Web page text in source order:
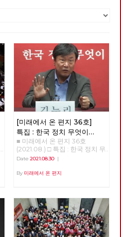
[미래에서 온 편지 36호]
특집 : 한국 정치 무엇이
문제인가?
■ 미래에서 온 편지 36호(2021.08.) □ 특집 : 한국 정치 무엇이 문제인가? 강연 : 김누리 중앙대학교 교수 정리 : 이용규 편집위원 불러주셔서 감사하다. 여의도 맞은편에 마르크스 사진이 걸린 건물이 있다는 것 자체가 상징성이 크다. 한국처럼 이렇게 이념이 통제 및 억압 당하는 경험을 가진 나라가 없다. 몇 년 전 마르크스가 태어난 독일 트리어에 방문한 적이 있다. 연구소 차원에서 매년 <아카데미 유로파>에 참가한다. EU가 주관하는 행사로, 유럽에 대해 여러가지를 배우는 2주간의 아카데미다. 맑스 생가를 방문하는 것이 아카데미 프로그램 가운데의 하나다. 매우 상징적인 것이다. 유럽에서는 맑스는 유럽의 정체성을 만들어 낸 인물 가운데 하나로 인식되는 것이다. 그러나 한국에서는 맑스라면 아직 금기의 영역이다. 한국사회가 얼마나 세계적 흐름에 뒤쳐져 있는가를 보여주는 것이다. 노동당에서 맑스 사진을 걸고 있다는 건 굉장히 중요한 의미가 있다. 오늘날 한국에서 맑스를 혐오하는 일이 생기는 것은, 우리 사회의 사상적 후진성, 퇴행성을 보여주는 것이다. 당사 외벽의 빨간 걸개를 보면서 노동당이 한국 사회를 계몽시키는 사상적, 문화적 의미가 있다고 느꼈다. 지금 코로나 때문에 어떤가. 답답하고 우울하다. 코로나 블루라는 말이 나오고 있을 정도. 코로나는 우리에게 굉장히 많은 우울함을 던졌지만 중요한 경고이기도 하다. 그것을 코로나 옐로우라고 부르고 싶다. 우리가 정상이라 알고 살아온 이 모든 것이 대단히 잘못일 수 있다는 것이다. 이 체제가 근본적으로 비정상적인 체제일지도 모른다. 이게 바뀌지 않으면 우리에게 미래가 없다. 정권이 아니라 체제를 바꿔야 한다는 슬로건은 그래서 매우 시의적절하다. 코로나의 첫 번째 경고: 사회 없는 사회 어떤 경고를 코로나가 우리에게 주고 있나. 우리가 가장 코로나를 통해 분명하게 인식한 것이 뭔가. 내가 건강하기 위해서라도 모두가 건강해야 한다는 것이다. 내가 행복하려면 모두가 다 행복해야 한다. 모든 사람의 행복, 모든 사람의 안전, 모든 사람의 건강이 나의 행복, 나의 안전, 나의 건강의 전제라는 걸 배웠다. 이게 가장 중요한 경고이다. 한국 사회에는 그러한 가치가 너무 결여돼 있다. ‘더 소셜The Social’, 함께 살아야 한다는 사회적 가치가 한국처럼 결여된 나라가 없다. 한국 사회를 ‘소사이어티 윗아웃 더 소셜Society without the Social’이라고 부르고 싶다. 인간은 사회적 동물이란 아리스토텔레스의 말이 있다. 그러나 사실 한국인은 사회적 동물이 아니다. 각자도생하는 극단적 개인주의자들의 무리다. 거의 모든 지표가 보여주고 있다. OECD의 사회관계지수라는 것이 있다. 한 개인이 사회 안에서 다른 사람과 얼마나 깊은 결속을 맺고 사는가를 측정한다. 한국이 계속 꼴찌다. 평가항목 가운데 ‘타인에 대한 신뢰’는 압도적으로 꼴찌. 한국은 ‘사회’라는 말을 붙이기도 어려운 사회다. ‘더 소셜’이라는 가치가 불온시되는 사회라고 봐야 한다. 한국사회에서 진보정당이라는 어떤 곳에서는 ‘social’이란 말을 당명에 붙일까 말까를 놓고 1년 동안 고민했다. 정말 이상한 사회다. 어떤 사회가 이런가. 이를테면 독일은 이와 정 반대다. 독일에서는 ‘소셜’하지 않다는 말이 가장 심한 욕이다. 독일 말로 ‘Asozialität’. 상대방에게 이러면 싸움난다! ‘인간 이하다, 미쳤다’는 의미에 가깝다. 이런 사회는 오래갈 수 없다. 프랑코 벨라르디라는 이탈리아 철학자가 한국을 방문하고 이렇게 얘기했다. “한국사회는 이해하기 어렵다. 끝없는 경쟁, 극단적 개인주의, 일상의 사막화, 생활리듬의 초가속화라는 네 가지 특징이 한국인들을 지배하고 있다.” 외국 철학자가 한국 사회를 이다지도 잘 볼 수 있을까 놀랐다. 한국사회의 끔찍한 측면이 그정도로 보인다는 것이겠지. 코로나가 우리에게 준 가장 강력한 경고는 그것이다. 그런 사회적이라는 가치, 함께 살아야 한다는 가치를 알려줬다는 것이다. 모든 사람이 다 안전하지 않으면 누구도 안전할 수 없다. 코로나의 두 번째 경고: 공공 없는 공화국 두 번째는 이 한국이라는 나라는 나라가 아니라는 것이다. 최근 서울과 부산에서 선거를 했다. 선거가 무엇인가. 그 국가가 가지고 있는 중요하고 치명적인 문제를 논의하고 개선하는 일종의 과정이다. 한국에서 어떤 일이 벌어졌나. 지금 가장 중요한 문제는 코로나로 인한 양극화와 저소득층의 위기다. 인구의 3분의 1 이상이 생존의 벼랑 끝에 매달려 있다. 그런데 선거 과정에서 이 문제가 다루어진 적이 있나? 없었다. 세상에 이런 나라가 어디 있었나? 민주당이라는 정당은 사회적 약자에 대한 기본적인 관심도 없다. 이 정당을 견제하는 정당은 더 없다. 이것이 쟁점이 될 리가 없는 것이다. 한국 사회 안에서 사회적 약자를 대변하는 정당의 존재가 없고 취약하기에 이런 상황이 만들어진 것이다. 대한민국은 나라 구실을 못하는 나라다. 국가는 왜 존재하는가. 세월호를 두고 ‘이게 나라냐’라고 했다. 지금은 더하다. 국가는 무엇을 하고 있나. ‘리퍼블릭 윗아웃 더 퍼블릭republic without the public’. 공화국은 공적인 가치를 중심으로 모인 공동체. 그런데 공적인 가치가 없다. 이게 무슨 공화국? 대한민국은 민주공화국이라는 조항은 임시정부를 만들었던 선각자들이 건국강령 1조로 넣은 것이다. 그들이 꿈꾸던 국가는 이런 게 아니었다. 위기 상황에서 국민을 구하지 못했다. 한국사회는 공적인 가치가 부재한 나라다. 코로나가 이걸 너무나 분명하게 폭로해 준 것이다. 국민들이 이번에 처음 알았다. 한국에 공공병원이 10%밖에 없다. 전세계에서 공공병원 비율이 가장 적은 나라다. 심지어 미국도 공공병상이 20%다. 초기에 대구에서 수없이 많은 사람이 죽었다. 병상이 없어서였다. 어떻게 된 것인가? 공공병상이 없었다. 대구 사태가 터졌을 때, 한국에 있는 빅5 병원(삼성, 아산, 세브란스, 카톨릭, 서울대) 가운데, 국립인 서울대병원을 제외하고 빅4에서 내놓은 병상은 단 7개였다. 이것이 한국 사회의 현실이다. 국가가 해야 할 기본적인 일들을 해내지 않고 완전히 시장에 내맡긴 것이다. 교육도 마찬가지다. 전세계에서 고등교육의 공교육 비중이 제일 낮다. 우리 대학의 87%가 사립대학이다. 이런 나라가 없다. 실제로 국가가 국가의 역할을 하지 못하는 것이다. 코로나가 터지자 독일에서 가장 먼저 한 것은 코로나 대응 자금을 재정 편성한 것인다. 국가 재정의 3분의 1을 편성했다. 1조 유로, 우리 돈 1350조였다. 이를 위해 독일 정부가 약 20% 이상의 부채를 졌다. 코로나로 인해 발생하는 피해와 손해, 부담의 90%까지 국가가 감당했다. 임대료, 인건비 따위의 90%를 감당해줬다. 우리는 4차 긴급 재난지원금으로 20조를 편성했다. 국민을 우롱하는 것이다. 그래놓고 착한 임대료 운동을 하자고 한다. 그리고 9시 뉴스 끝나고 이웃돕기 성금을 모은다. 군사독재 시절에 하던 일들이다. 신파극으로 국민들의 정서를 잡아대는 퇴행적 행동. 돌아다니며 계속 비판했는데 지금 없어졌다. 이건 무능인가 직무유기인가. 그러다 보니 재경부 장관이라는 자가, 국가부채가 45% 수준이라며 ’재정이 건실하다’는 얘기를 하는 것이다. 그런 이야기를 할 때가 아니다. 선진국 평균 국가부채는 135%다. 그 대신 우리의 가계부채가 108%다. 국가부채는 가장 낮고 개인부채는 가장 높은 게 대한민국이다. 이 위기에서 국가는 아무것도 안하고 개인이 은행빚으로 살아남고 있다. 이것은 나라가 아니다. 공적 가치가 아니라 사적 이해밖에 없는 공동체다. 공공의 책임, 공공의 가치를 국가가 인식하지 못하는 한 이러한 공동체는 지속될 수 없다. 코로나의 세 번째 경고: 생태 없는 경제 세 번째는 ‘이코노미 윗아웃 이콜로지economy without ecology’. 우리가 왜 이런 고통을 겪나. 경제가 생태를 완전히 지배하고 있다. 생태적인 상상력이 완전히 없다. 전세계에서 가장 생태적 의식이 결여되어 있다. 연구소 연구원이 재작년 베를린을 다녀와서 이런 얘기를 들려주었다. 취리히에 있는 친구를 베를린에서 만났다는 거다. 취리히에서 베를린에 오는데 기차로 8시간, 요금은 150유로가 든다. 비행기를 타면 1시간이고 50유로밖에 안 된다고 했다. 그런데 취리히에 사는 친구가 기차를 타고 왔다는 것이다. 도저히 이해할 수가 없다는 것이었다. 한국 사람들은 모든 것을 경제적 관점에서 본다. 이해가 안 된다, 시간도 요금도 더한데. 그런데 그 취리히 친구는 베를린으로 간 친구가 이해가 안 된다는 것이다. 생태적 상상력이 없다는 것이다. 비행기는 유럽에서 환경파괴의 주범이다. 유럽에서 이미 ‘플라이트 쉐임Flight Shame’이라는 신조어가 생겼다. 비행기 타는데 대한 부끄러움이다. 기본적인 생태적 관점을 갖지 않으면 인류의 미래가 없다는 게 유럽은 상식이다. 유럽은 그러한 인식 때문에 독일인의 82%가 생태 보호를 위해 소비를 포기할 수 있다, 는 명제에 동의한다. 소비할 때마다 죄책감을 느낀다는 것. 소비는 지금의 욕망 때문에 미래 생태를 포기하는 것이니까. 한국은 어떤가. 독일 아이들의 대다수가 소비할 때 죄책감을 느낀다는데, 한국은 ‘소비하는데 일자리가 생긴다, 경제가 돌아간다, 국가가 부강하다’고 한다. 경제논리의 전일적 지배다. 이렇게 되면 우리의 미래가 없다. 유럽에서는 ‘21세기는 오지 않는다’는 말이 나온 지 오래되었다. 지금 살고 있는 인류가 최후의 인류가 될 것이란 것. 나는 살만큼 살았지만 내 자식, 손주는 어쩌면 마지막 인류가 될 수도 있다. 혹은 다행히 마지막 인류가 아니더라도, 이 파괴 속에서 대단히 고통스러운 삶은 살다가 갈 것은 확실하다. 한국은 국제적으로 ‘기후깡패’라고 불린다. 이번(2021년 4월 세계기후정상회의)에도 구체적인 감축 목표를 내놓지 못했다. 투표장에 가서 보니 ‘녹색당’이 아예 없었다. 독일에서는 9월 총선이 있을 것이다. 문명사적 사건이 될 것이다. 지금까지 인간이 살아온 것과는 정반대로 세상이 구성되는 것과는 다른 결과가 나올 것이다. 녹색당이 제1당으로 집권할 것이란 예측이 우세하다. 지금까지의 성장을 저지하자는 정당이 녹색당이다. 지금까지의 성장과 발전은 죽음으로의 성장이라고 한다. 그래서 많은 이들이 저 녹색당은 ‘항의정당Protest Party’ 정도로만 생각했는데 지금 수권을 논할 정도가 됐다. 놀라운 이야기다. 이번 선거에서는 녹색당, 사민당, 좌파당 3개 좌파정당이 연합정부를 구성할 가능성이 가장 높다. 재작년 유럽의회선거를 보면, 유럽 전역에서 녹색당이 득표 2위를 했다. 작년에 있던 프랑스 지역 선거에서도 녹색당이 돌풍을 일으켰다. 이제는 패러다임이 바뀌고 있다. 한국에서는 생태적 상상력이 도착하지 못했다. 지난 국회의원 선거에서 녹색당이 1%도 득표를 못했다. 지금의 정치지형이 매우 세계적 흐름과 유리되어 있다. (엮은이 주: ‘9월 총선’은 2021년 9월 26일 시행되는 독일 연방하원 선거를 말한다. 앙겔라 메르켈 총리가 이 선거를 끝으로 총리직에서 은퇴할 예정이다. 2021년 8월 여론조사를 종합하면, 대체로 기민련/기사연(여당)이 25%, 녹색당과 사회민주당이 각각 18~20% 가량 득표할 것으로 예측된다.) 이제 한국 사회는 함께 사는, 사회적 가치를 중시해야 한다. 공적 가치를 중시하는 책임있는 국가가 되어야 한다. 그리고 생태국가로 거듭나지 않으면 안 된다. 사회적 가치, 공공적 가치, 생태적 가치를 복원하지 않으면 공동체의 미래가 없다. 한국 정치, 무엇이 문제인가 지금 한국이란 사회에 대해 객관적으로 알 필요가 있다. 한국은 외부에 있는 외부인들, 외국 학자들에 의하면 매우 놀랍고 경탄할 만한 사회다. 본인 연구소에서 전체 컨퍼런스를 한다. 우리가 어떻게 인식되고 있는지 배울 기회다. 한국은 많은 외국 학자들이 존경하는 나라다. 우리가 가진 존경할만한 점을 인식해야 한다. 왜 그런가? 가장 큰 까닭은 ‘민주주의’. 특히 중국, 일본 학자들에게서 그렇다. 후쿠시마 방사능 오염수 방출에 항의하는 시위 규모를 보면 정말 얼마 안 된다. 일본은 봉건, 하류 민주주의다. 역동성을 상실한 미래가 없는 나라. 중국은 어떤가. 베이징대학 교수들이 어느 순간부터 말을 조심한다. 그럼에도 불구하고 그 안에서도 양심적 학자들이 많다. 그런 이들이 정말 한국 민주주의를 부러워한다. 시진핑 이후 중국 민주주의는 완전히 퇴행 중이다. 그러면서 가장 부러워하는 것이 한국 민주주의다. 유럽 국가들도 마찬가지다. 유럽 국가들은? 유럽 민주주의도 위기다. 시리아 사태로 난민들이 몰려들자 극우 정치인들이 이를 포퓰리즘적으로 활용했고 이게 먹혀들었다. 영국은 브렉시트를 겪었고 프랑스에선 국민전선의 마린 르펜이 결선투표까지 올라갔었다. 미국도 트럼프에 의해 준파시즘 국가가 된 것이나 다름없었다. 이런 상황 속에서 우리는 2016년 광화문에서 촛불을 통해 대통령을 탄핵하고 이를 통해 새 정부가 들어섰다. 외국의 많은 학자들이 놀라워했다. 전세계가 민주주의의 위기에 빠진 상황에서 한국이란 나라의 민주주의가 새로운 길을 보여줬다는 것이다. 독일의 <Die Zeit>(옮긴이 주: 독일의 진보 성향 주간지)의 칼럼에서 이르길, “이제 유럽과 미국은 한국에서 민주주의를 배워야 한다.” 민주주의의 시대는 저무는가 하는 상황에서 유라시아대륙 끝의 한국에서 민주주의가 다시 타올랐다는 것이다. 한국 민주주의는 우리 생각보다 훨씬 더 외부에서 크게 인정한다. 오히려 우리들이 우리 민주주의를 그렇게 정확하게 이해하고 필요한만큼 평가하지 못한다. 우리는 아시아 민주주의의 수출국가다. 오늘날 아시아 독재국가가 한국 민주주의의 역사를 공부한다. 본인은 박정희, 전두환, 노태우를 모두 대학에서 겪었다. 주로 일본 책을 가지고 민주주의를 공부했다. 우리가 지금 그런 모델이 되어 있다. 우리가 우리 민주주의를 충분히 평가하지 못하고 있다. 아시아에서 4.19혁명은 ‘20세기의 제3세계 가장 위대한 민주혁명’이라고 평가된다. 그런데 지금 한국인들은 그정도로 평가 못한다. 4.19는 1960년 일어나서 그 다음해 육군 소장 박정희의 군사쿠데타에 의해 부정당했다. 1979년의 부마항쟁, 1980년의 광주항쟁, 87년 6월 민주항쟁, 그리고 촛불까지 이어지는데, 나는 일련의 반독재 연속혁명이라고 부른다. 군사독재의 후예까지 완전히 청산하는 과정이었다. 부마와 광주항쟁은 육군 소장 전두환에 의해 짓밟혔다. 87년 역시 노태우가 대통령이 되며 의미를 상실해버렸다. 2016년 촛불 항쟁에서도, 육군 소장 조현천이라는 자가 쿠데타 계획을 세웠다. 왜 이 자를 잡아들이지 않나. 이해하지 못하겠다. 단호하게 응징할 필요가 있다. 한국 민주주의의 위대한 역사는 육군 소장들의 반란의 역사다. 문재인 대통령이 역사의식이 있다면 육군 소장이라는 직위를 ‘파 버릴 줄’ 알았다. (엮은이 주: 조현천 예비역 소장은 박근혜 탄핵 정국 당시 국군기무사령관이었다. 그가 탄핵 기각 상황을 상정하고 계엄령을 공포하고 시민들을 무력 진압하려고 했다는 기무사령부 문건이 공개된 바 있다. 체포영장이 발부되었으나 외국에서 도피중이다.) 우리의 경제성장 역시 놀랍다. 외국에 나가보면 우리가 얼마나 부유한지 느낀다. 매년 다르다. GDP가 작년 7위다. 그건 맞다. 한국은 엄청난 부자나라. 30-50클럽(1인당 국민소득 3만 달러, 인구 5천만 명을 달성한 국가)이라고 하는데, 우리를 포함해 일곱 국가밖에 존재하지 않는다. 상당한 경제성장을 한 것도 사실이다. 세계에서 가장 불평등한 나라 그러나 이면은 어떤가. 18년 째 자살률이 세계 1위다. 두 번 2위 했다. 자살의 내용도 안 좋다. 노인 자살률이 너무 높다. 어떤 해는 평균의 10배까지 나올 정도. 자연사를 앞둔 노인들이 스스로 목숨을 끊는다. 노인 빈곤률이 너무 높기 때문이다. 대체로 매년 48~52% 수준이다. 유럽은 3~5% 사이다. 이런 나라가 없다. 부산, 광주 등지에 강연을 하러 가는 일이 잦다. 오전 10시에 강연하러 가면 오전 6시에 집을 나서는데, 그 시간에 폐지 줍는 노인들이 정말 많다. 있을 수 없는 이야기다. 전 세계에서 일곱 번째로 잘 산다는 나라에서 노인들이 폐지를 주울 수는 없는 것이다. 그러다가 힘이 처지면 목숨을 끊는 것이다. 어린 아이들의 우울증 발병도 전세계에서 가장 높다. 아이들은 온 세상이 궁금하고 즐거워야 한다. 한국 아이들은 기적적으로 우울해. 우리가 다 아는 바이다. 그 어린 나이부터 경쟁을 시키고 지식을 주입한다. 그리고 우리는 전세계에서 가장 불평등하다. 자산, 부동산 불평등이 상상을 초월한다. 상위 1%가 50.5%를 가지고 있다. 상위 10%가 96.4%를 가지고 있다. 하위 90%가 3퍼센트를 가지고 있다. 정태인 씨는 “한국은 자본주의 역사상 가장 불평등한 공동체다.”라고 했다. 그 말에 상당한 근거가 있다. 그정도로 불평등한 나라가 됐다. 노동시간을 보면 어떤가. 작년 독일의 노동시간이 1,300시간이다. 지금 한국 노동자들은 2,000~2,100시간이다. 5개월 더 일한다. 노동 기계라고 봐야 한다. 노동자들의 죽음은 어떤가. 가장 심각한 주제다. 소위 산업재해 사망률이라고 한다. 그런데 이건 산업재해가 아니라 기업살인이다. 전세계에서 가장 높고 24년째 1위다. 2000년부터 2020년까지 4만 명이 넘게 죽었다. 일 년에 2,000명 이상의 노동자가 일하다 죽는다. 작년에 2,400명 죽었다. 이 정부 들어서 더 늘고 있다. 이를 뭐라고 불러야 하나. 이것이 정상 상태인가. 이것은 내전이다. 자본과 노동의 내전이 일상화된 것이다. 영국이 유럽에서 기업살인으로 가장 악명이 높다. 영국은 계속 유럽 1위였다. 이것이 너무 크게 사회적 문제가 되어 2008년에 법을 개정했는데, 산업재해법이 아니라 기업살인법(엮은이 주: 기업과실치사 및 기업살인법Corporate Manslaughter and Corporate Homicide Act)으로 이름을 바꾸었다. 이것부터 시작해야 한다. 살인에 준하는 단죄를 하면 되는 것이다. 지금 중대재해처벌법을 누더기 법으로 만들고, 오히려 노동자가 더 많이 죽어가고 있다. 이것이 현실이다. 이러다 보니 자식을 낳지 않는다. 출산율 문제가 얼마나 심각한가. 인류 역사상 합계출산율 ‘1’이하가 2년 연속 지속된 적이 없는데 우리는 4년 이상 지속되고 있다. 가르치는 여학생들에게 ‘아이들을 안 낳을 생각이냐’고 물으면, 전원이 그렇다고 대답한다. 이것은 하나의 현상이다. 이유를 물으면, 이 지옥 속에 내 아이를 넣을 자신이 없다고 한다. 너무 처절한 말이다. 다른 학생들이 다 공감한다. 이게 한국 사회의 현실이다. 한국 사회에 묻는다. 이렇게 훌륭한 민주주의를 하고 아시아 민주주의의 상징까지 된 나라가, 모든 국민들이 존엄하게 살 수 있는 물적 토대를 마련해놓고 있는 나라가, 지옥같은 일상을 만들어냈는가? 미래가 보이지 않는, 그래서 주식과 가상화폐에 의존하는 카지노 자본주의에 빠져 있다. 왜 이런 사회가 되었나. 정권이 바뀌고 민주화도 되었는데 한국사회는 왜 이런가? 우리 일상은 왜 지옥으로 가나. 잘못된 정치에 그 원인이 있다. 수구-보수 과두제 우리 삶을 규정하는 법을 만드는 이들이 여의도에 있다. 그들이 어떤 자들인가. 국회의원 300명 중 294명이 자유시장경제를 지지한다. 이런 나라는 전세계에 없다. 자유시장경제는 인간과 같이 못 간다. 이 점에 대해 성찰해야 한다. 시장경제가 좋은 걸로 한국인들은 안다. 놀라운 오해다. 시장경제라는 것이 가지고 있는 장점이 물론 있다. 그걸 이미 봤다. 지난 세기 내내 사회주의 계획경제와 자본주의 시장경제가 경쟁했고 자본주의가 승리했다. 왜, 어떻게 이겼나? 자본주의 시장경제가 사회주의 계획경제보다 훨씬 더 효과적으로 인간의 욕망을 충족시켜주었다. 인간은 사회주의를 할 수 없는 동물이다. 사회주의라고 하는 것은 계몽주의 이래 근대의 선각자들이 꿈꾸었던 이성의 기획이다. 모든 인간은 이성적인 존재고 그 인간들이 이상적인 세계를 만들수 있다는 믿음이었다. 인간의 탐욕에 기대서 생겨난 체제가 자본주의, 이성에 기반해 구성된 체제가 사회주의다. 그런데 인간이 이러한 이성의 기획을 수행할 정도의 존재가 아니었다. 사회주의 계획경제가 동유럽을 중심으로 붕괴했다. 우리 예상보다 훨씬 비효율적으로 작동한 것이다. 효율성 경쟁에서 자본주의가 이겼다. 다시 말하면 자본주의 시장경제는 효율적이다. 그런데 자본
Date 2021.08.30|
By 미래에서 온 편지